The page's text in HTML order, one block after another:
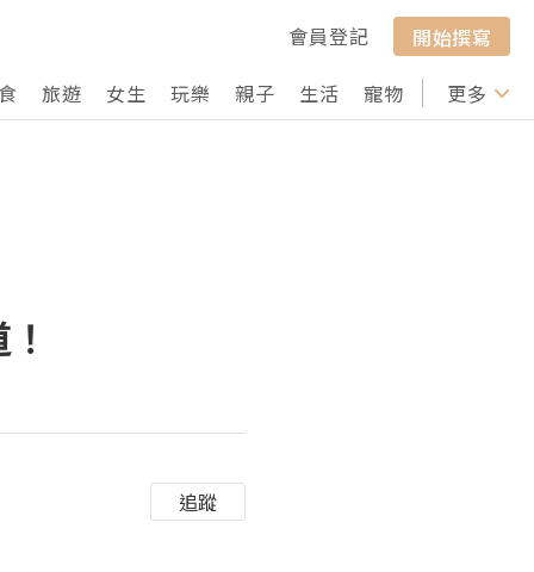
會員登記
開始撰寫
旅遊 女生 玩樂 親子 生活 寵物 行山 打卡
更多
追蹤